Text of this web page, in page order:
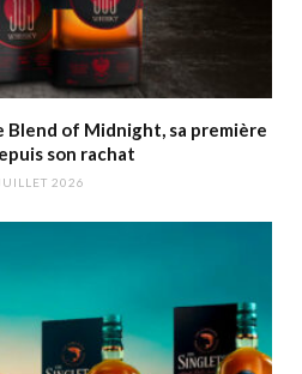
Blend of Midnight, sa première
son rachat
2026